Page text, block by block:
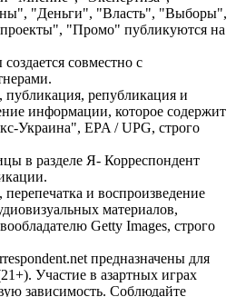
"Деньги", "Власть", "Выборы",
"Промо" публикуются на
совместно с
републикация и
информации, которое содержит
Украина", EPA / UPG, строго
в разделе Я- Корреспондент
и воспроизведение
материалов,
Getty Images, строго
предназначены для
Участие в азартных играх
зависимость. Соблюдайте